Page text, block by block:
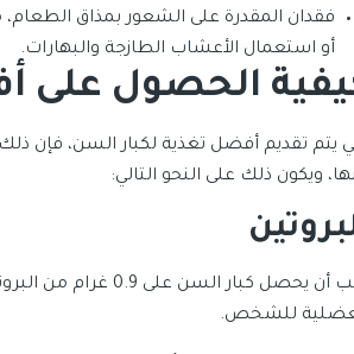
فقدان المقدرة على الشعور بمذاق
أو استعمال الأعشاب الطازجة والبهارات.
الحصول على
يتم تقديم أفضل تغذية لكبار السن، فإن
ويكون ذلك على النحو التالي:
يجب أن يحصل كبار
للشخص.